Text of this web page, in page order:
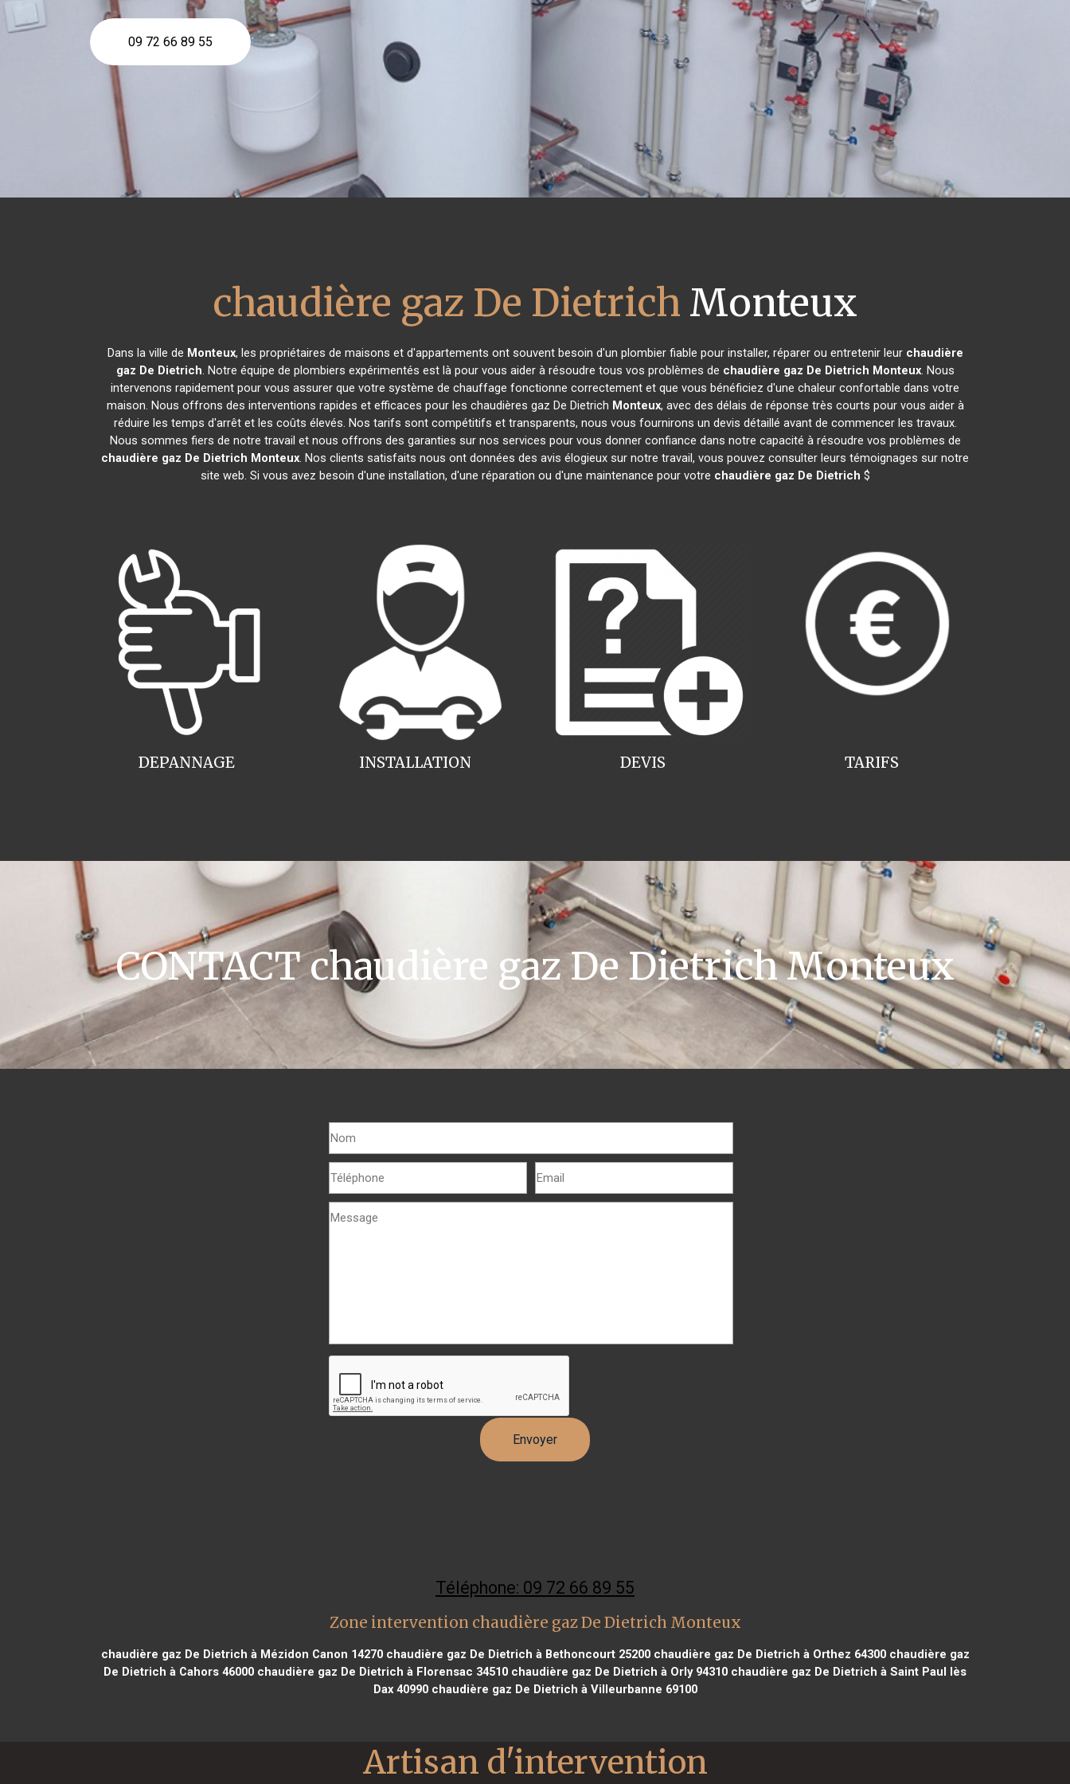
09 72 66 89 55
chaudière gaz De Dietrich Monteux
Dans la ville de Monteux, les propriétaires de maisons et d'appartements ont souvent besoin d'un plombier fiable pour installer, réparer ou entretenir leur chaudière
gaz De Dietrich. Notre équipe de plombiers expérimentés est là pour vous aider à résoudre tous vos problèmes de chaudière gaz De Dietrich Monteux. Nous
intervenons rapidement pour vous assurer que votre système de chauffage fonctionne correctement et que vous bénéficiez d'une chaleur confortable dans votre
maison. Nous offrons des interventions rapides et efficaces pour les chaudières gaz De Dietrich Monteux, avec des délais de réponse très courts pour vous aider à
réduire les temps d'arrêt et les coûts élevés. Nos tarifs sont compétitifs et transparents, nous vous fournirons un devis détaillé avant de commencer les travaux.
Nous sommes fiers de notre travail et nous offrons des garanties sur nos services pour vous donner confiance dans notre capacité à résoudre vos problèmes de
chaudière gaz De Dietrich Monteux. Nos clients satisfaits nous ont données des avis élogieux sur notre travail, vous pouvez consulter leurs témoignages sur notre
site web. Si vous avez besoin d'une installation, d'une réparation ou d'une maintenance pour votre chaudière gaz De Dietrich $
INSTALLATION
DEPANNAGE TARIFS
DEVIS
CONTACT chaudière gaz De Dietrich Monteux
Téléphone: 09 72 66 89 55
Zone intervention chaudière gaz De Dietrich Monteux
chaudière gaz De Dietrich à Mézidon Canon 14270chaudière gaz De Dietrich à Bethoncourt 25200chaudière gaz De Dietrich à Orthez 64300chaudière gaz
De Dietrich à Cahors 46000 chaudière gaz De Dietrich à Florensac 34510 chaudière gaz De Dietrich à Orly 94310 chaudière gaz De Dietrich à Saint Paul lès
Dax 40990chaudière gaz De Dietrich à Villeurbanne 69100
Artisan d'intervention